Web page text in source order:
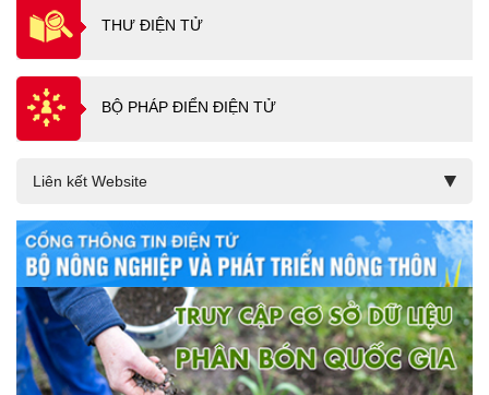
THƯ ĐIỆN TỬ
BỘ PHÁP ĐIỂN ĐIỆN TỬ